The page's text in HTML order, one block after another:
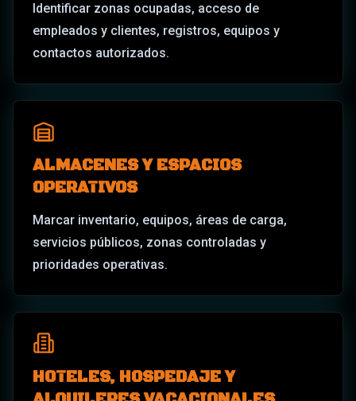
Identificar zonas ocupadas, acceso de
empleados y clientes, registros, equipos y
contactos autorizados.
ALMACENES Y ESPACIOS
OPERATIVOS
Marcar inventario, equipos, áreas de carga,
servicios públicos, zonas controladas y
prioridades operativas.
HOTELES, HOSPEDAJE Y